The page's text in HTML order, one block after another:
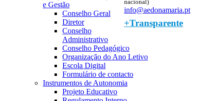
nacional)
info@aedonamaria.pt
+Transparente
e Gestão
Conselho Geral
Diretor
Conselho
Administrativo
Conselho Pedagógico
Organização do Ano Letivo
Escola Digital
Formulário de contacto
Instrumentos de Autonomia
Projeto Educativo